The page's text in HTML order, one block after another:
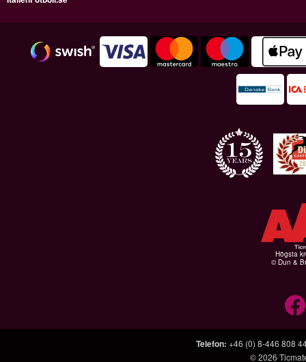
Högsta
© Dun &
Telefon: +46 (0) 8-446 808
© 2026